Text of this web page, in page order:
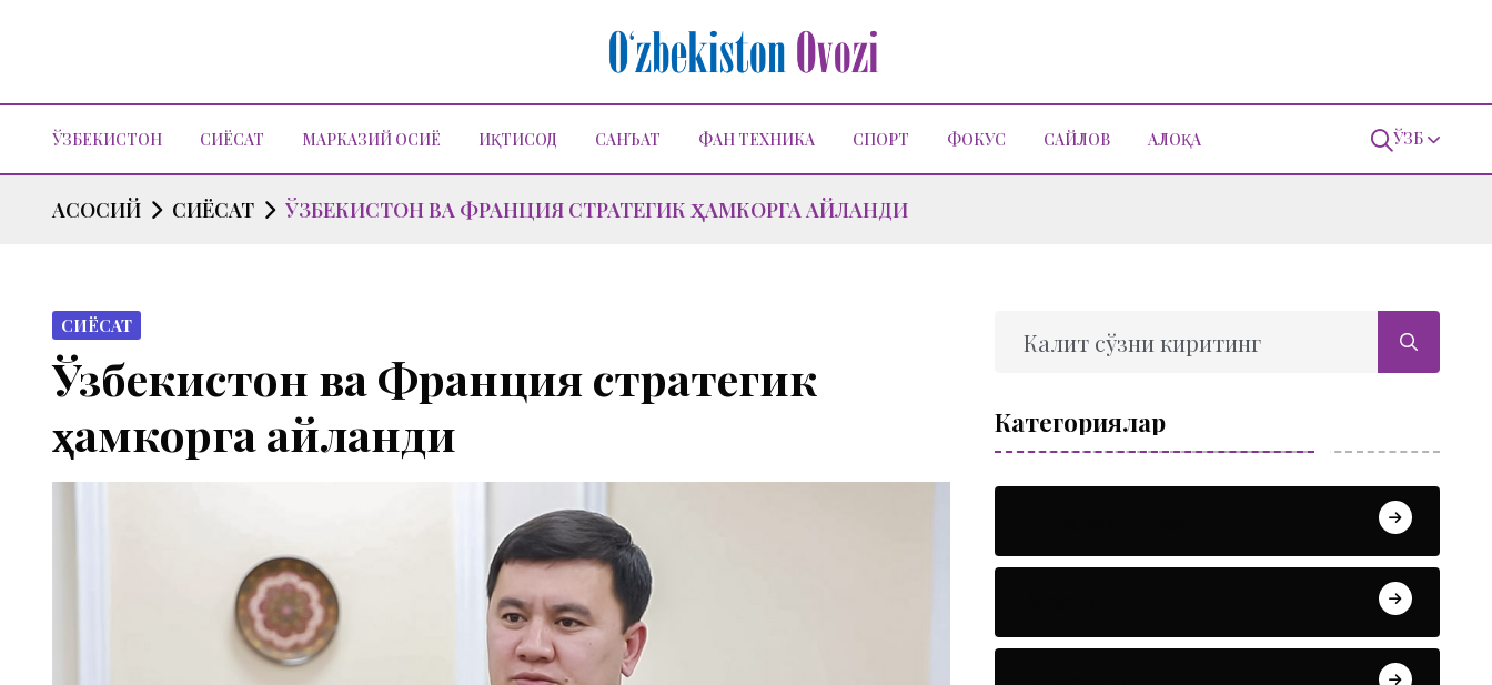
ЎЗБЕКИСТОН СИЁСАТ МАРКАЗИЙ ОСИЁ ИҚТИСОД САНЪАТ ФАН ТЕХНИКА СПОРТ ФОКУС САЙЛОВ АЛОҚА ЎЗБ
АСОСИЙ СИЁСАТ ЎЗБЕКИСТОН ВА ФРАНЦИЯ СТРАТЕГИК ҲАМКОРГА АЙЛАНДИ
СИЁСАТ
Ўзбекистон ва Франция стратегик
ҳамкорга айланди
Категориялар